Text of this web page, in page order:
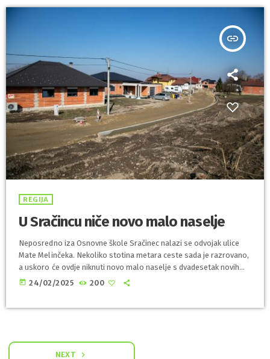
insert_link
REGIJA
U Sračincu niče novo malo naselje
Neposredno iza Osnovne škole Sračinec nalazi se odvojak ulice
Mate Melinčeka. Nekoliko stotina metara ceste sada je razrovano,
a uskoro će ovdje niknuti novo malo naselje s dvadesetak novih
obiteljskih kuća. - Oni koji prate, znaju da smo ljetos najavili
today 24/02/2025 200
NEXT navigate_next